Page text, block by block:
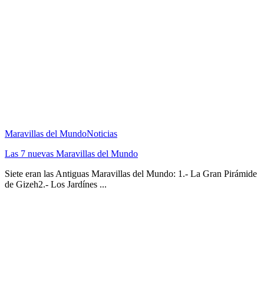
Maravillas del MundoNoticias
Las 7 nuevas Maravillas del Mundo
Siete eran las Antiguas Maravillas del Mundo: 1.- La Gran Pirámide
de Gizeh2.- Los Jardínes ...